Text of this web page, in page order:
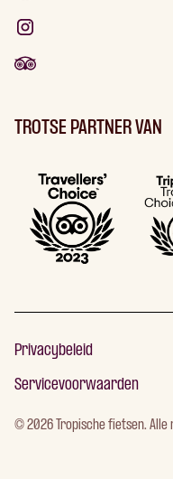
TROTSE PARTNER VAN
©2026 Tropische fietsen.
Privacybeleid
Servicevoorwaarden